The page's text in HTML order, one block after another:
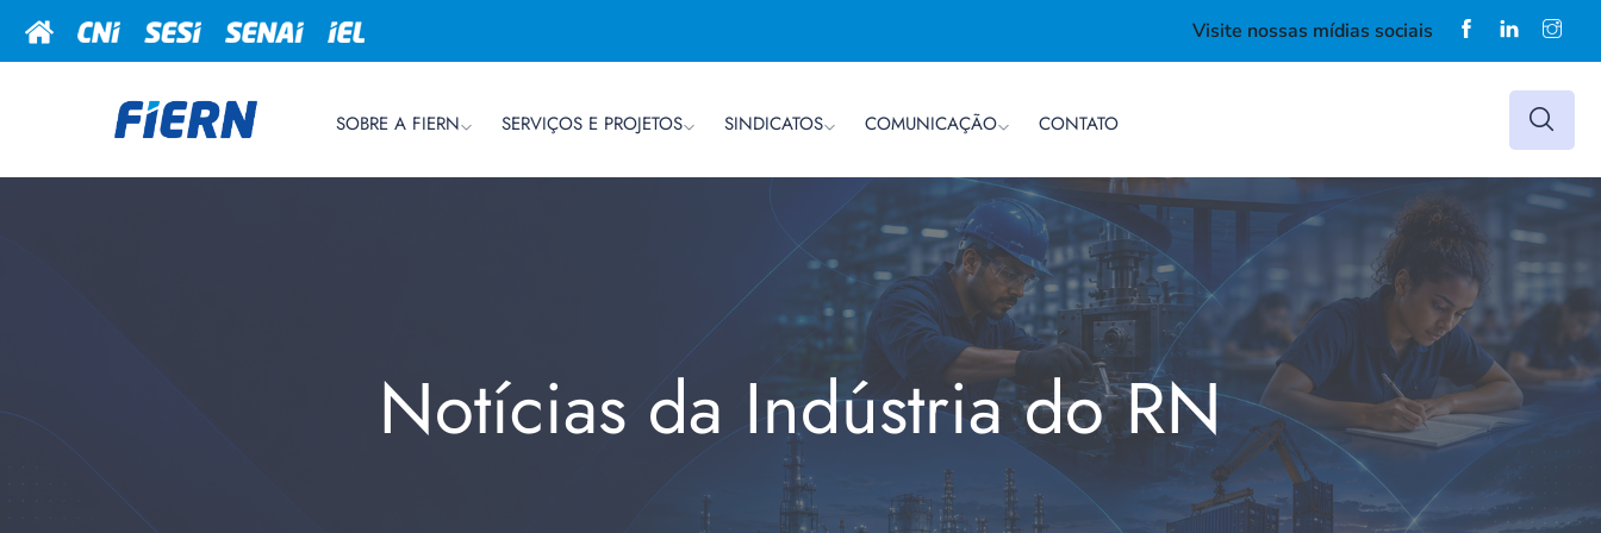
Visite nossas mídias sociais
SOBRE A FIERN SERVIÇOS E PROJETOS SINDICATOS COMUNICAÇÃO CONTATO
Notícias da Indústria do RN